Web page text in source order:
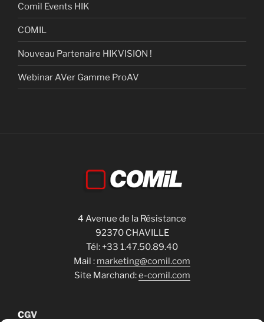
Comil Events HIK
COMIL
Nouveau Partenaire HIKVISION !
Webinar AVer Gamme ProAV
4 Avenue de la Résistance
92370 CHAVILLE
Tél: +33 1.47.50.89.40
Mail : marketing@comil.com
Site Marchand:e-comil.com
CGV